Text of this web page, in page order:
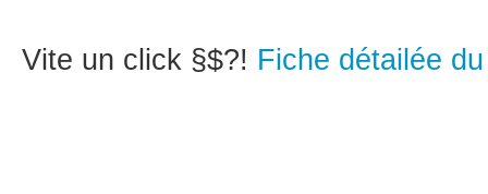
Vite un click §$?! Fiche détailée